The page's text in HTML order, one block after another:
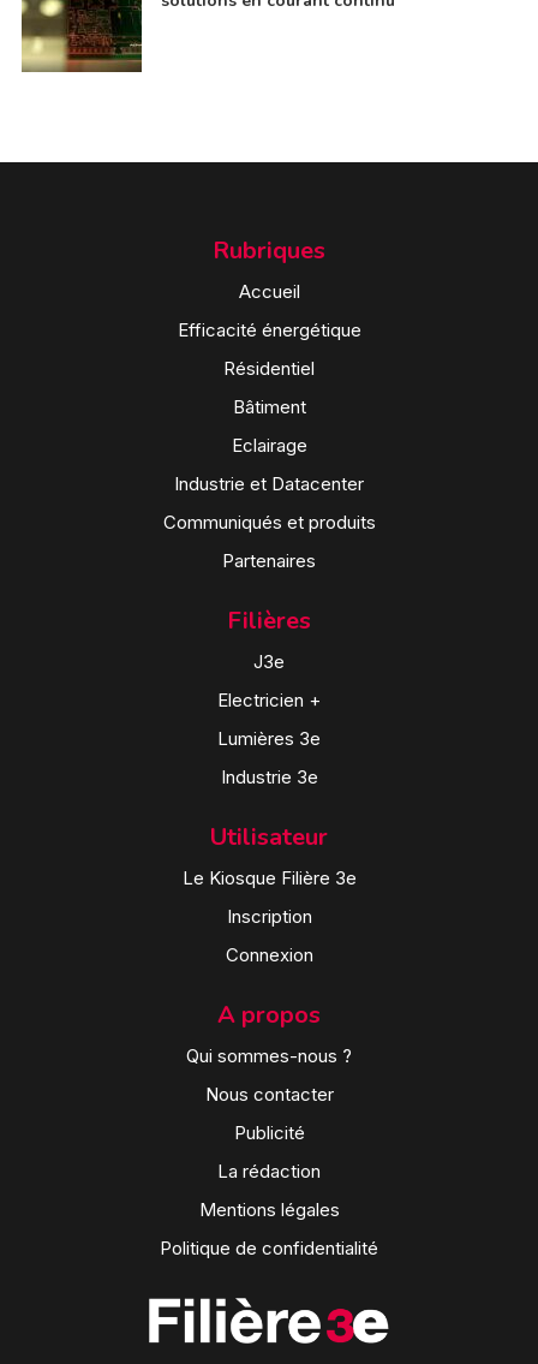
Rubriques
Accueil
Efficacité énergétique
Résidentiel
Bâtiment
Eclairage
Industrie et Datacenter
Communiqués et produits
Partenaires
Filières
J3e
Electricien +
Lumières 3e
Industrie 3e
Utilisateur
Le Kiosque Filière 3e
Inscription
Connexion
A propos
Qui sommes-nous ?
Nous contacter
Publicité
La rédaction
Mentions légales
Politique de confidentialité